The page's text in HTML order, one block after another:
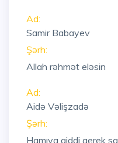
Ad:
Samir Babayev
Şərh:
Allah rəhmət eləsin
Ad:
Aidə Vəlişzadə
Şərh:
Hamıya aiddi gerek